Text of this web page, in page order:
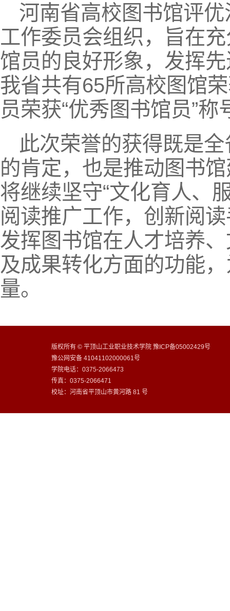
河南省高校图书馆评
工作委员会组织，旨在
馆员的良好形象，发挥
我省共有65所高校图馆
员荣获“优秀图书馆员”称
此次荣誉的获得既是
的肯定，也是推动图书
将继续坚守“文化育人、
阅读推广工作，创新阅
发挥图书馆在人才培养
及成果转化方面的功能
量。
版权所有 © 平顶山工业职业技术学院 豫ICP备05002429号
豫公网安备 41041102000061号
学院电话：0375-2066473
传真：0375-2066471
校址：河南省平顶山市黄河路 81 号